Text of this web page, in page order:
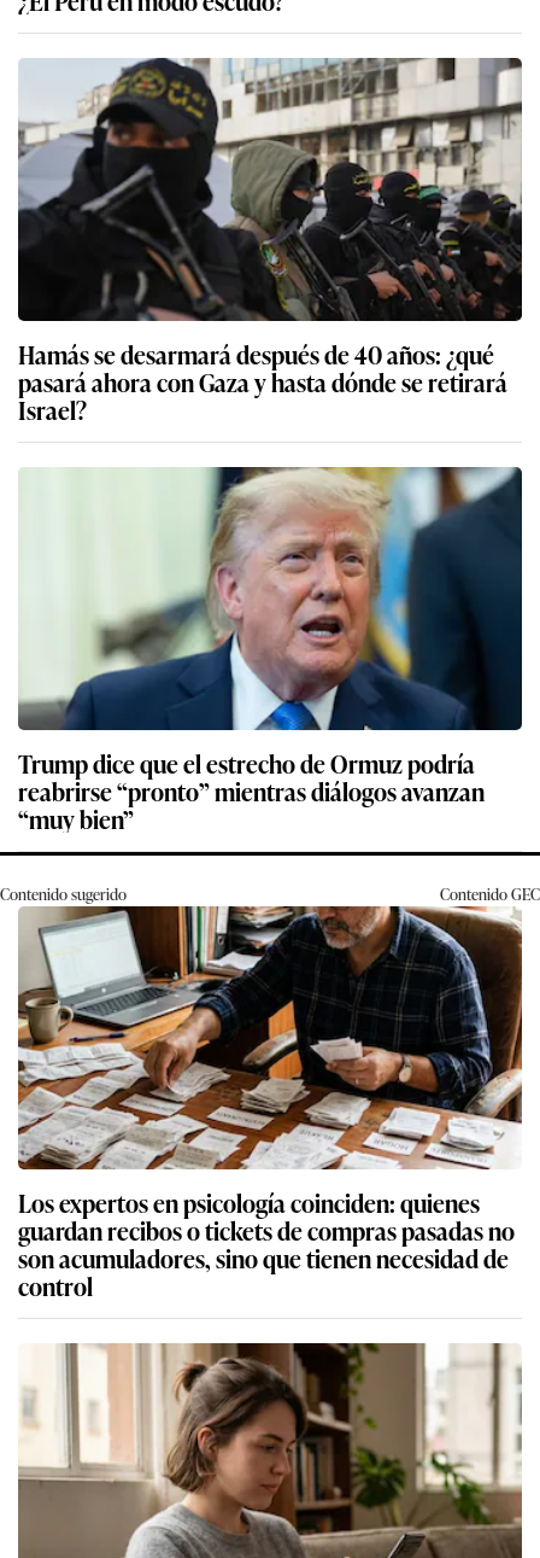
Hamás se desarmará después de 40 años: ¿qué
pasará ahora con Gaza y hasta dónde se retirará
Israel?
Trump dice que el estrecho de Ormuz podría
reabrirse “pronto” mientras diálogos avanzan
“muy bien”
Contenido sugerido ContenidoGEC
Los expertos en psicología coinciden: quienes
guardan recibos o tickets de compras pasadas no
son acumuladores, sino que tienen necesidad de
control